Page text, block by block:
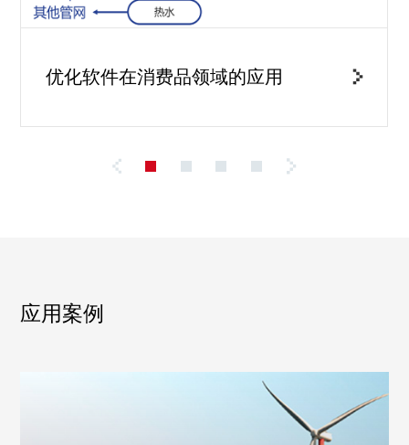
优化软件在消费品领域的应用
应用案例